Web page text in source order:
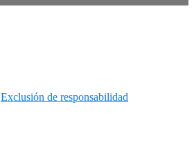
Exclusión de responsabilidad